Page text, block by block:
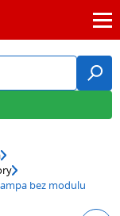
bez modulu